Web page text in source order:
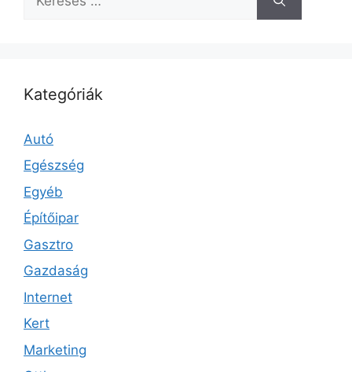
Kategóriák
Autó
Egészség
Egyéb
Építőipar
Gasztro
Gazdaság
Internet
Kert
Marketing